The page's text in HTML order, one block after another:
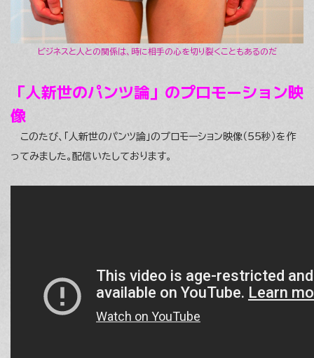
ビジネスと人との関係は、時に相手の心を切り裂くこともあるのだ
「人新世のパンツ論」のプロモーション映
像
このたび、「人新世のパンツ論」のプロモーション映像（55秒）を作
ってみました。配信いたしております。